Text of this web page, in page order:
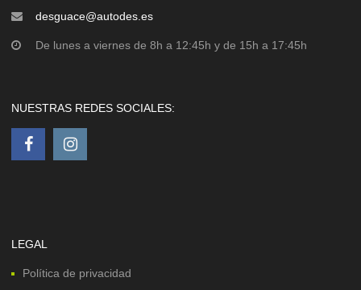
desguace@autodes.es
De lunes a viernes de 8h a 12:45h y de 15h a 17:45h
NUESTRAS REDES SOCIALES:
LEGAL
Política de privacidad